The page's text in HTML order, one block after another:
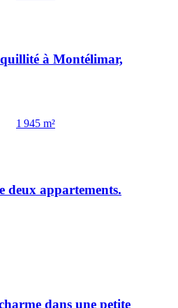
à Montélimar,
1 945 m²
deux appartements.
dans une petite